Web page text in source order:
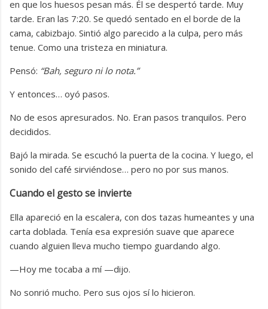
en que los huesos pesan más. Él se despertó tarde. Muy
tarde. Eran las 7:20. Se quedó sentado en el borde de la
cama, cabizbajo. Sintió algo parecido a la culpa, pero más
tenue. Como una tristeza en miniatura.
Pensó: “Bah, seguro ni lo nota.”
Y entonces… oyó pasos.
No de esos apresurados. No. Eran pasos tranquilos. Pero
decididos.
Bajó la mirada. Se escuchó la puerta de la cocina. Y luego, el
sonido del café sirviéndose… pero no por sus manos.
Cuando el gesto se invierte
Ella apareció en la escalera, con dos tazas humeantes y una
carta doblada. Tenía esa expresión suave que aparece
cuando alguien lleva mucho tiempo guardando algo.
—Hoy me tocaba a mí —dijo.
No sonrió mucho. Pero sus ojos sí lo hicieron.